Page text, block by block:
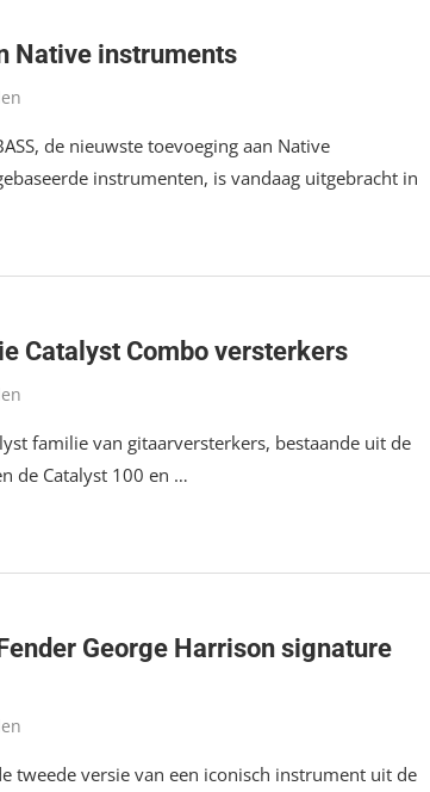
Native instruments
de nieuwste toevoeging aan Native
instrumenten, is vandaag uitgebracht in
Catalyst Combo versterkers
familie van gitaarversterkers, bestaande uit de
de Catalyst 100 en …
George Harrison signature
tweede versie van een iconisch instrument uit de